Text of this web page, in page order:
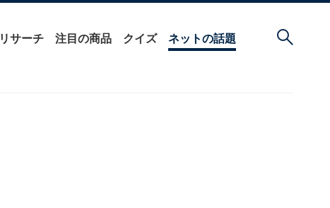
リサーチ 注目の商品 クイズ ネットの話題